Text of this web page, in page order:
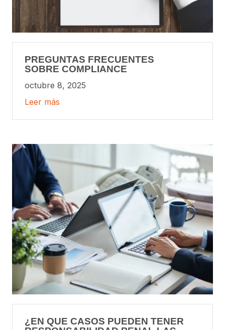
PREGUNTAS FRECUENTES
SOBRE COMPLIANCE
octubre 8, 2025
Leer más
¿EN QUE CASOS PUEDEN TENER